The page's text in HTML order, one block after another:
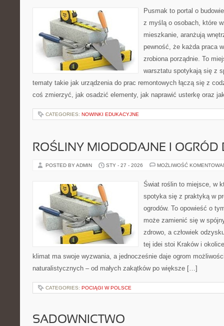
Pusmak to portal o
z myślą o osobach, które
mieszkanie, aranżują
pewność, że każda praca
zrobiona porządnie. To
warsztatu spotykają się z
tematy takie jak urządzenia do prac remontowych łączą się z
coś zmierzyć, jak osadzić elementy, jak naprawić usterkę oraz
CATEGORIES: NOWINKI EDUKACYJNE
ROŚLINY MIODODAJNE I
POSTED BY ADMIN STY - 27 - 2026 MOŻLIWOŚĆ
Świat roślin to miejsce, w
spotyka się z praktyką w
ogrodów. To opowieść o
może zamienić się w
zdrowo, a człowiek
tej idei stoi Kraków i
klimat ma swoje wyzwania, a jednocześnie daje ogrom
naturalistycznych – od małych zakątków po większe […]
CATEGORIES: POCIĄGI W POLSCE
SADOWNICTWO